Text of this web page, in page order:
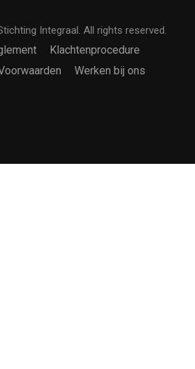
Integraal. All rights reserved.
Klachtenprocedure
Werken bij ons